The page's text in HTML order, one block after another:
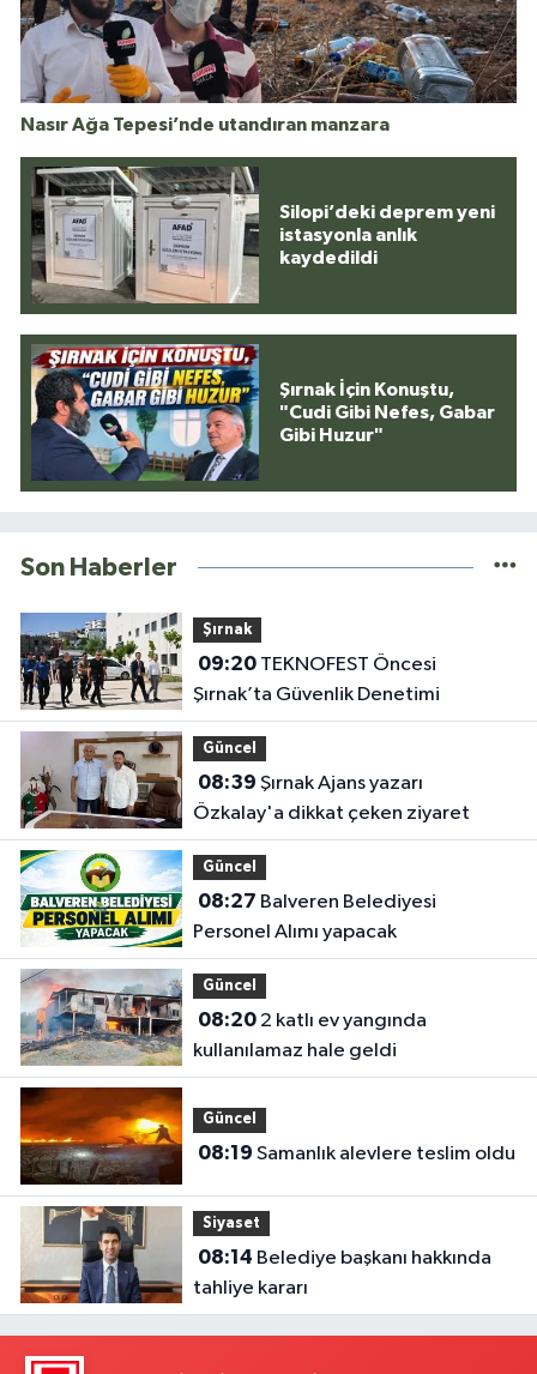
Nasır Ağa Tepesi’nde utandıran manzara
Silopi’deki deprem yeni
istasyonla anlık
kaydedildi
Şırnak İçin Konuştu,
"Cudi Gibi Nefes, Gabar
Gibi Huzur"
Son Haberler
Şırnak
09:20TEKNOFEST Öncesi
Şırnak’ta Güvenlik Denetimi
Güncel
08:39
Özkalay'a dikkat çeken ziyaret
Güncel
08:27
Personel Alımı yapacak
Güncel
08:202 katlı ev yangında
kullanılamaz hale geldi
Güncel
08:19 Samanlık alevlere teslim oldu
Siyaset
08:14
tahliye kararı